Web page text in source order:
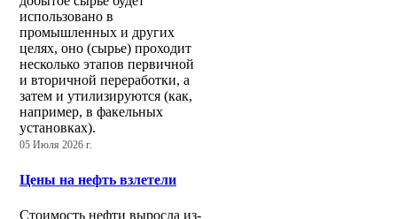
использовано в
промышленных и других
целях, оно (сырье) проходит
несколько этапов первичной
и вторичной переработки, а
затем и утилизируются (как,
например, в факельных
установках).
05 Июля 2026 г.
Цены на нефть взлетели
Стоимость нефти выросла из-